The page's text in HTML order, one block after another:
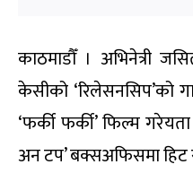
काठमाडौँ । अभिनेत्री
केसीको ‘रिलेसनसिप’को
‘फर्की फर्की’ फिल्म
अन टप’ बक्सअफिसमा हिट